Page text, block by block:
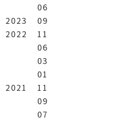
06
2023
09
2022
11
06
03
01
2021
11
09
07